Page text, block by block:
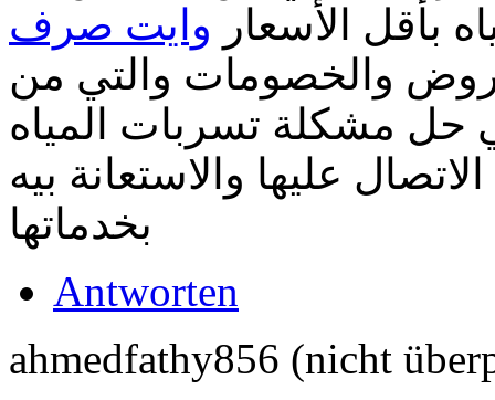
بأقل الأسعار وايت صرف
والخصومات والتي من
مشكلة تسربات المياه
عليها والاستعانة بيه
بخدماتها
Antworten
ahmedfathy856 (nicht